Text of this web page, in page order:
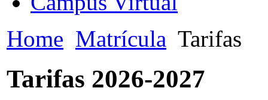
Home Matrícula Tarifas
Tarifas 2026-2027